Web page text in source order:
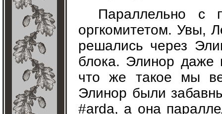
Параллельно с
оргкомитетом. Увы,
решались через
блока. Элинор даже
что же такое мы
Элинор были
#arda, а она